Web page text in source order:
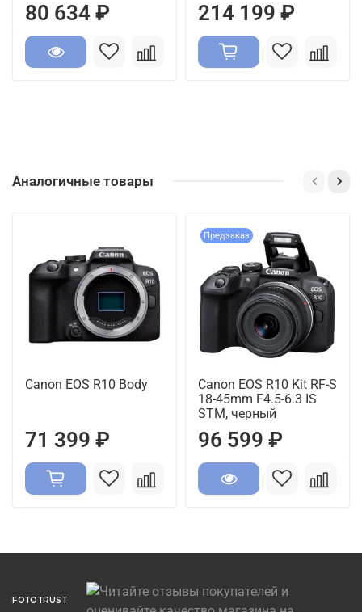
80 634 ₽ 214 199 ₽
Аналогичные товары
Canon EOS R10 Body
71 399 ₽
Предзаказ
Canon EOS R10 Kit RF-S
18-45mm F4.5-6.3 IS
STM, черный
96 599 ₽
FOTOTRUST